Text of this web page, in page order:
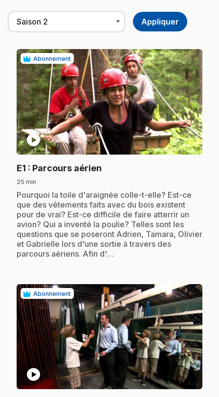
Abonnement
play_circle
E1 : Parcours aérien
25 min
.Pourquoi la toile d'araignée colle-t-elle? Est-ce
que des vêtements faits avec du bois existent
pour de vrai? Est-ce difficile de faire atterrir un
avion? Qui a inventé la poulie? Telles sont les
questions que se poseront Adrien, Tamara, Olivier
et Gabrielle lors d'une sortie à travers des
parcours aériens. Afin d'…
Abonnement
play_circle